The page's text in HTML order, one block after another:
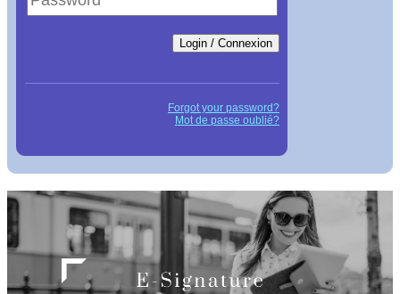
Forgot your password?
Mot de passe oublié?